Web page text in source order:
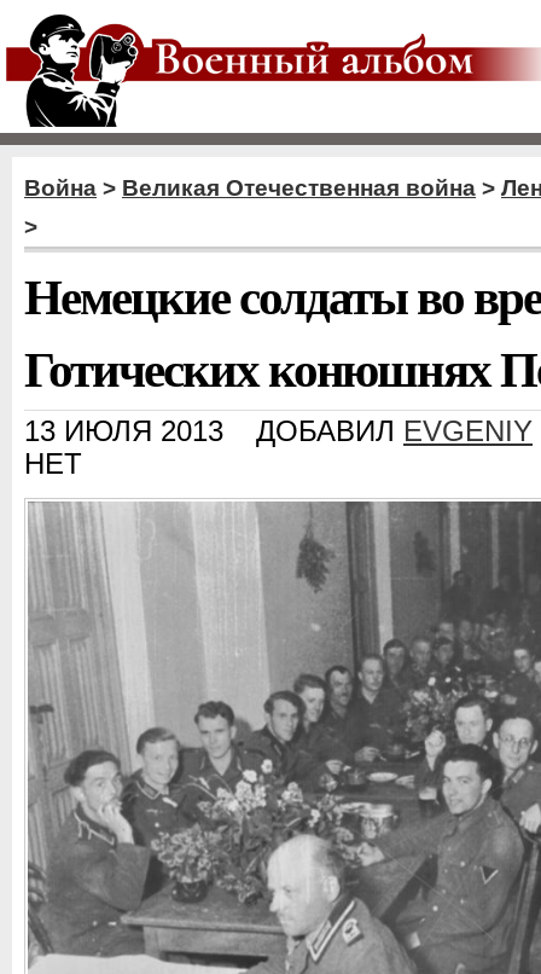
Война > Великая Отечественная война >
>
Немецкие солдаты во
Готических конюшнях
13 ИЮЛЯ 2013 ДОБАВИЛ EVGENIY
НЕТ